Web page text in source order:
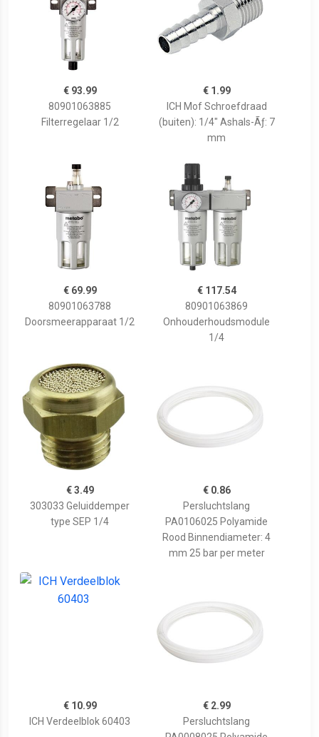
€ 93.99
80901063885
Filterregelaar 1/2
€ 1.99
ICH Mof Schroefdraad
(buiten): 1/4" Ashals-Ãƒ: 7
mm
€ 69.99
80901063788
Doorsmeerapparaat 1/2
€ 117.54
80901063869
Onhouderhoudsmodule
1/4
€ 3.49
303033 Geluiddemper
type SEP 1/4
€ 0.86
Persluchtslang
PA0106025 Polyamide
Rood Binnendiameter: 4
mm 25 bar per meter
€ 10.99
ICH Verdeelblok 60403
€ 2.99
Persluchtslang